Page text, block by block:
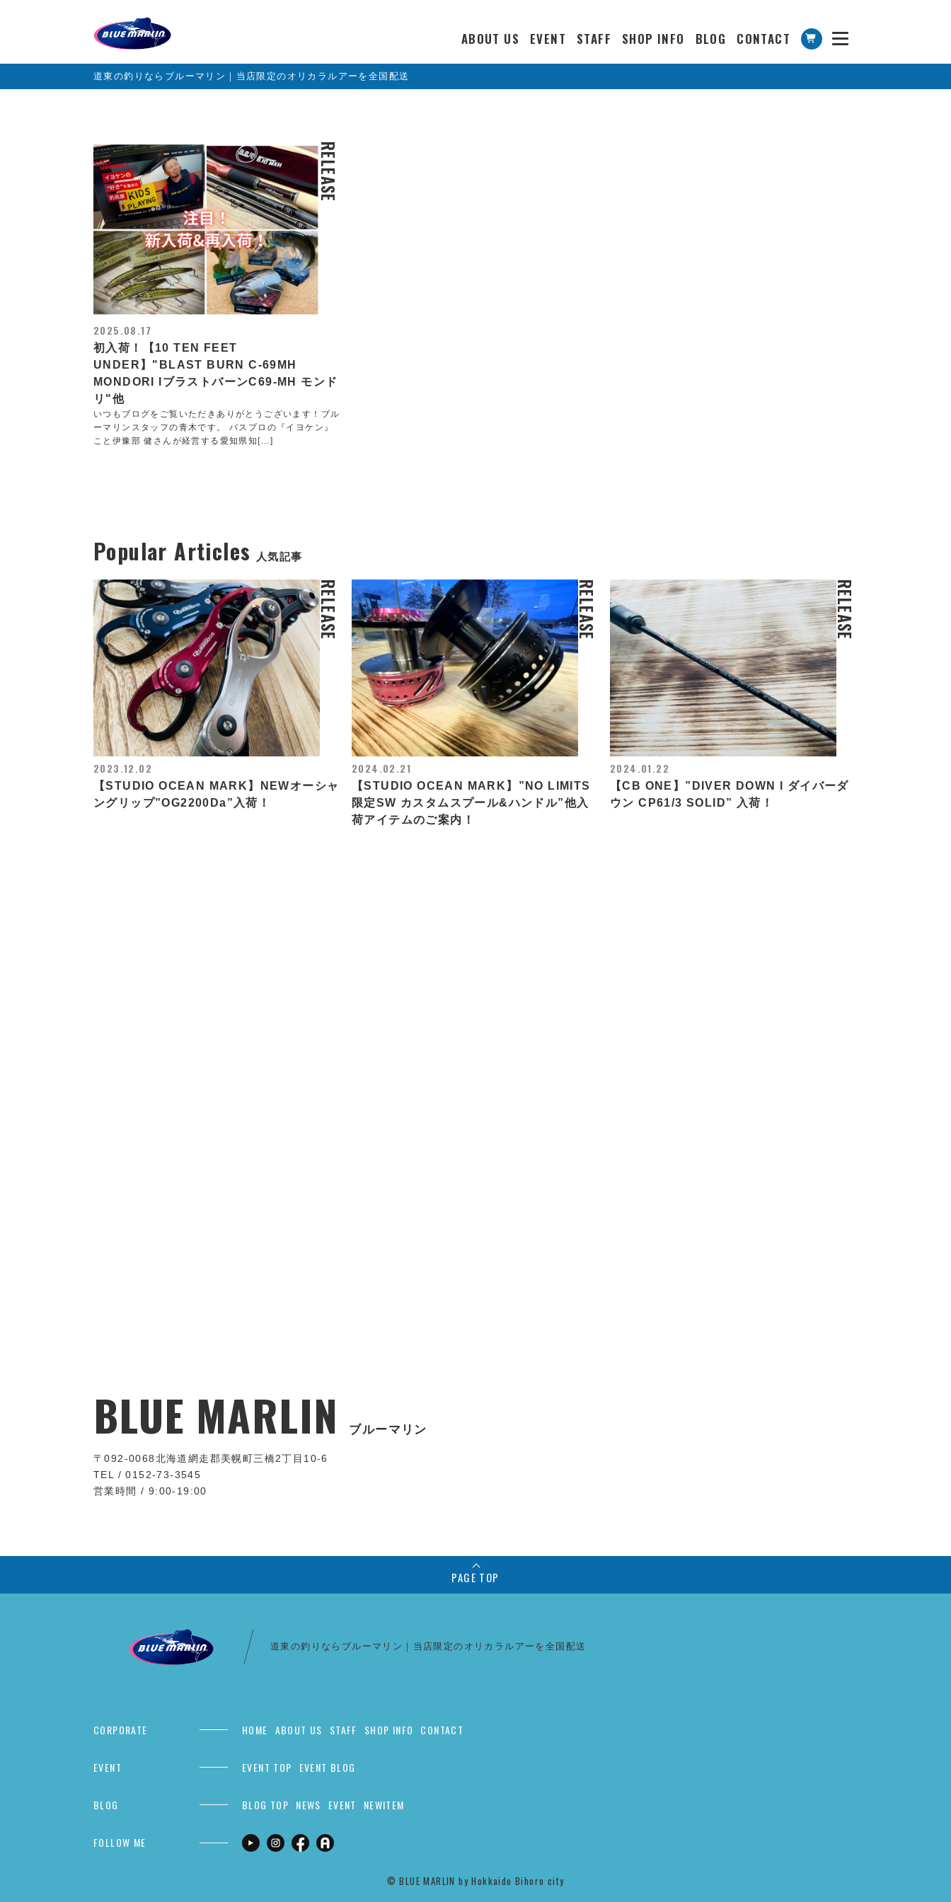
ABOUT US EVENT STAFF SHOP INFO BLOG CONTACT
道東の釣りならブルーマリン｜当店限定のオリカラルアーを全国配送
RELEASE
2025.08.17
初入荷！【10 TEN FEET
UNDER】"BLAST BURN C-69MH
MONDORI lブラストバーンC69-MH モンド
リ"他
いつもブログをご覧いただきありがとうございます！ブル
ーマリンスタッフの青木です。 バスプロの『イヨケン』
こと伊豫部 健さんが経営する愛知県知[...]
Popular Articles 人気記事
RELEASE
2023.12.02
【STUDIO OCEAN MARK】NEWオーシャ
ングリップ”OG2200Da”入荷！
RELEASE
2024.02.21
【STUDIO OCEAN MARK】”NO LIMITS
限定SW カスタムスプール&ハンドル”他入
荷アイテムのご案内！
RELEASE
2024.01.22
【CB ONE】”DIVER DOWN l ダイバーダ
ウン CP61/3 SOLID” 入荷！
BLUE MARLIN ブルーマリン
〒092-0068北海道網走郡美幌町三橋2丁目10-6
TEL / 0152-73-3545
営業時間 / 9:00-19:00
PAGE TOP
道東の釣りならブルーマリン｜当店限定のオリカラルアーを全国配送
CORPORATE HOME ABOUT US STAFF SHOP INFO CONTACT
EVENT EVENT TOP EVENT BLOG
BLOG BLOG TOP NEWS EVENT NEWITEM
FOLLOW ME
©︎ BLUE MARLIN by Hokkaido Bihoro city